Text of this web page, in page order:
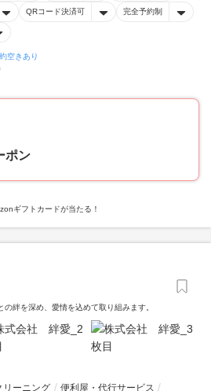
QRコード決済可 完全予約制
空きあり
ポン
ギフトカードが当たる！
絆を深め、愛情を込めて取り組みます。
リーニング 便利屋・代行サービス